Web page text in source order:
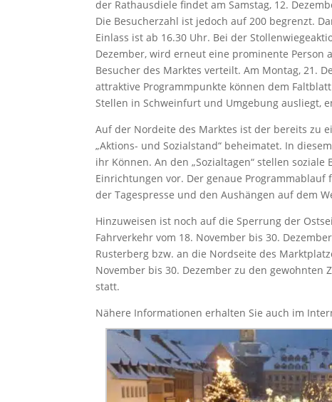
der Rathausdiele findet am Samstag, 12.
Die Besucherzahl ist jedoch auf 200 begrenzt.
Einlass ist ab 16.30 Uhr. Bei der
Dezember, wird erneut eine prominente Person
Besucher des Marktes verteilt. Am Montag, 21.
attraktive Programmpunkte können dem
Stellen in Schweinfurt und Umgebung ausliegt,
Auf der Nordeite des Marktes ist der bereits zu
„Aktions- und Sozialstand“ beheimatet. In
ihr Können. An den „Sozialtagen“ stellen
Einrichtungen vor. Der genaue
der Tagespresse und den Aushängen auf dem
Hinzuweisen ist noch auf die Sperrung der
Fahrverkehr vom 18. November bis 30. Dezember
Rusterberg bzw. an die Nordseite des
November bis 30. Dezember zu den gewohnten
statt.
Nähere Informationen erhalten Sie auch im